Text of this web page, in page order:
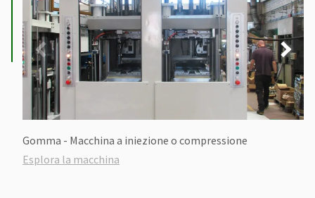
Gomma - Macchina a iniezione o compressione
Esplora la macchina